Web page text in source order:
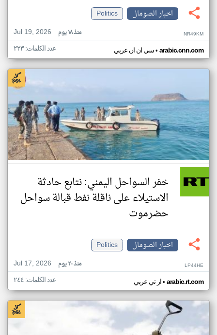
اخبار الصومال
Politics
Jul 19, 2026
منذ ١٨ يوم NR49KM
سي ان ان عربي• arabic.cnn.com عدد الكلمات: ٢٢٣
خفر السواحل اليمني: نتابع حادثة
الاستيلاء على ناقلة نفط قبالة سواحل
حضرموت
اخبار الصومال
Politics
Jul 17, 2026
منذ ٢٠ يوم LP44HE
ار تي عربي• arabic.rt.com عدد الكلمات: ٢٤٤